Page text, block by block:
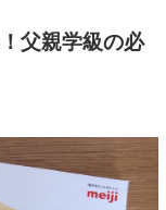
父親学級の必